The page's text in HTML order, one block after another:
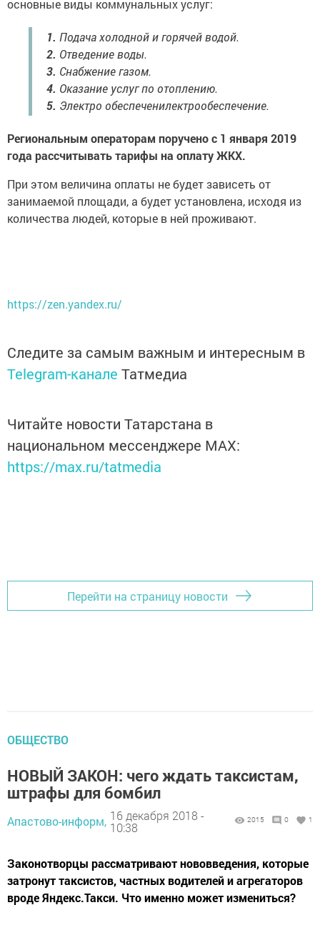
основные виды коммунальных услуг:
1. Подача холодной и горячей водой.
2. Отведение воды.
3. Снабжение газом.
4. Оказание услуг по отоплению.
5. Электро обеспеченилектрообеспечение.
Региональным операторам поручено с 1 января 2019
года рассчитывать тарифы на оплату ЖКХ.
При этом величина оплаты не будет зависеть от
занимаемой площади, а будет установлена, исходя из
количества людей, которые в ней проживают.
https://zen.yandex.ru/
Следите за самым важным и интересным в
Telegram-канале Татмедиа
Читайте новости Татарстана в
национальном мессенджере MАХ:
https://max.ru/tatmedia
Перейти на страницу новости
ОБЩЕСТВО
НОВЫЙ ЗАКОН: чего ждать таксистам,
штрафы для бомбил
Апастово-информ, 16 декабря 2018 -
10:38
2015 0 1
Законотворцы рассматривают нововведения, которые
затронут таксистов, частных водителей и агрегаторов
вроде Яндекс.Такси. Что именно может измениться?